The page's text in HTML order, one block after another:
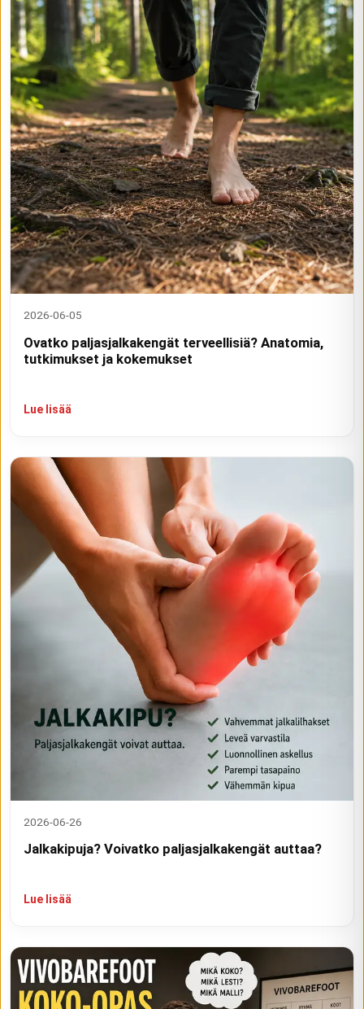
2026-06-05
Ovatko paljasjalkakengät terveellisiä? Anatomia,
tutkimukset ja kokemukset
Lue lisää
2026-06-26
Jalkakipuja? Voivatko paljasjalkakengät auttaa?
Lue lisää